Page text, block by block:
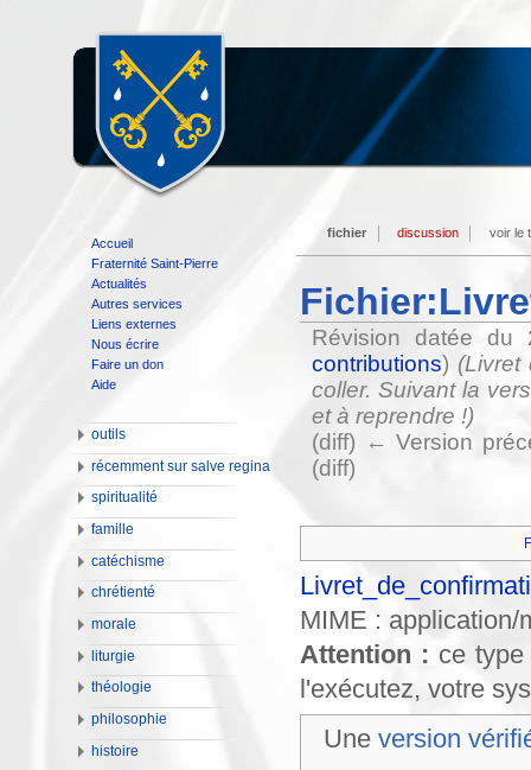
Révision datée
contributions) (Livret
coller. Suivant la
et à reprendre !)
(diff) ← Version
(diff)
MIME : application/
Attention : ce
l'exécutez, votre
Une version
fichier discussion voir le
Accueil
Fraternité Saint-Pierre
Actualités
Autres services
Liens externes
Nous écrire
Faire un don
Aide
outils
récemment sur salve regina
spiritualité
famille
catéchisme
chrétienté
morale
liturgie
théologie
philosophie
histoire